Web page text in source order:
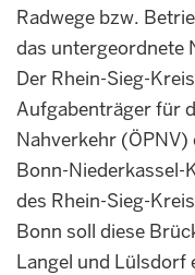
Radwege bzw.
das untergeordnete
Der Rhein-Sieg-
Aufgabenträger für
Nahverkehr
Bonn-Niederkassel-
des Rhein-Sieg-
Bonn soll diese
Langel und Lülsdorf